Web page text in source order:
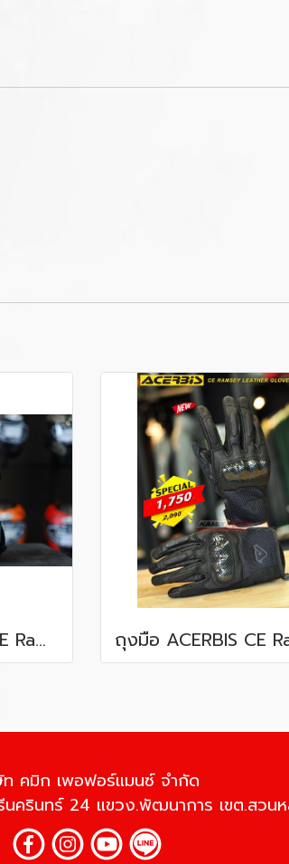
ถุงมือ ACERBIS CE Ramsey YELLOW
คมิก เพอฟอร์แมนซ์ จำกัด
นครินทร์ 24 แขวง.พัฒนาการ เขต.สว